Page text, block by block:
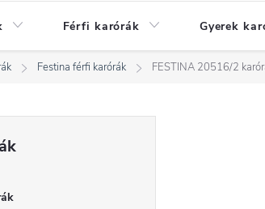
Férfi karórák Gyerek
Festina férfi karórák FESTINA 20516/2